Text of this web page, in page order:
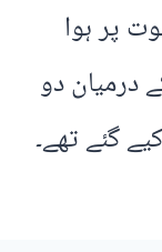
پر ہوا
درمیان دو
گئے تھے۔